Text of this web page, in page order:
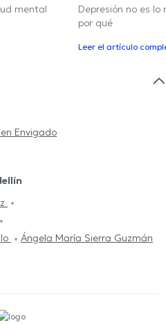
mental
Depresión no es
por qué
Leer el artículo
Envigado
Ángela María Sierra Guzmán